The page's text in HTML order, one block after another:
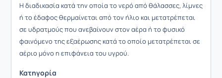
Η διαδικασία κατά την οποία το νερό από θάλασσες, λίμνες
ή το έδαφος θερμαίνεται από τον ήλιο και μετατρέπεται
σε υδρατμούς που ανεβαίνουν στον αέρα ή το φυσικό
φαινόμενο της εξαέρωσης κατά το οποίο μετατρέπεται σε
αέριο μόνο η επιφάνεια του υγρού.
Κατηγορία